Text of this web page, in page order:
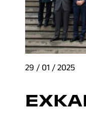
29 / 01 / 2025